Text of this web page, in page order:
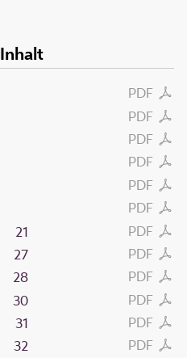
Inhalt
PDF
PDF
PDF
PDF
PDF
PDF
PDF
21
PDF
27
PDF
28
PDF
30
PDF
31
PDF
32